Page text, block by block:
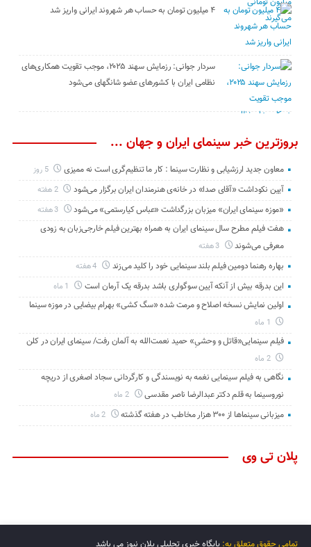
۴ میلیون تومان به حساب هر شهروند ایرانی واریز شد
سردار جوانی: رزمایش سهند ۲۰۲۵، موجب تقویت همکاری‌های
نظامی ایران با کشور‌های عضو شانگهای می‌شود
بروزترین خبر سینمای ایران و جهان ...
معاون جدید ارزشیابی و نظارت سینما : کار ما تنظیم‌گری است نه ممیزی 5 روز
آیین نکوداشت «آقای صدا» در خانه‌ی هنرمندان ایران برگزار می‌شود 2 هفته
«موزه سینمای ایران» میزبان بزرگداشت «عباس کیارستمی» می‌شود 3 هفته
هفت فیلم مطرح سال سینمای ایران به همراه بهترین فیلم خارجی‌زبان به زودی
معرفی می‌شوند
3 هفته
بهاره رهنما دومین فیلم بلند سینمایی خود را کلید می‌زند
این بدرقه بیش از آنکه آیین سوگواری باشد بدرقه یک آرمان است
اولین نمایش نسخه اصلاح و مرمت شده «سگ کشی» بهرام بیضایی در موزه سینما
فیلم سینمایی«قاتل و وحشیِ» حمید نعمت‌الله به آلمان رفت/ سینمای ایران در کلن
2 ماه
نگاهی به فیلم سینمایی نغمه به نویسندگی و کارگردانی سجاد اصغری از دریچه
نوروسینما به قلم دکتر عبدالرضا ناصر مقدسی
2 ماه
میزبانی سینماها از ۳۰۰ هزار مخاطب در هفته گذشته 2 ماه
پلان تی وی
تمامی حقوق متعلق به:پایگاه خبری تحلیلی پلان نیوز می باشد